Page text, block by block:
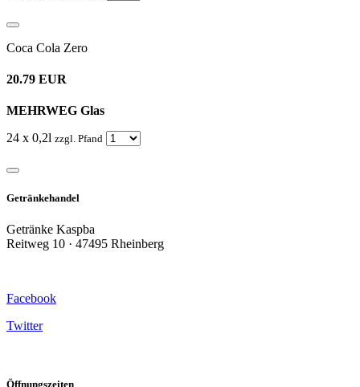
Coca Cola Zero
20.79 EUR
MEHRWEG Glas
24 x 0,2l zzgl. Pfand
Getränkehandel
Getränke Kaspba
Reitweg 10 · 47495 Rheinberg
Facebook
Twitter
Öffnungszeiten